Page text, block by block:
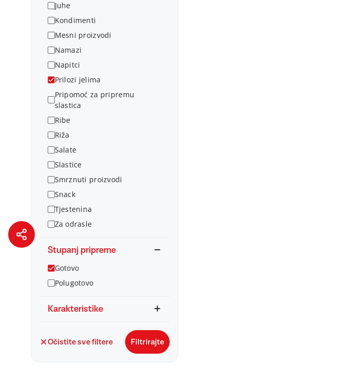
Juhe
Kondimenti
Mesni proizvodi
Namazi
Napitci
Prilozi jelima
Pripomoć za pripremu
slastica
Ribe
Riža
Salate
Slastice
Smrznuti proizvodi
Snack
Tjestenina
Za odrasle
Stupanj pripreme
Gotovo
Polugotovo
Karakteristike
Očistite sve filtere Filtrirajte